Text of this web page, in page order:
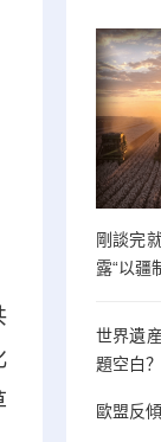
剛談完
露“以疆
世界遺
題空白？
歐盟反